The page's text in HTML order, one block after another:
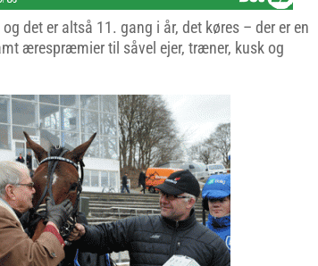
det er altså 11. gang i år, det køres – der er en
ærespræmier til såvel ejer, træner, kusk og